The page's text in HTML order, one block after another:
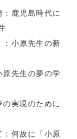
鹿児島時代に
小原先生の新
先生の夢の学
実現のために
何故に「小原